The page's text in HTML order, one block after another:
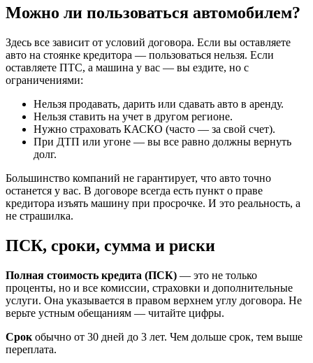
Можно ли пользоваться автомобилем?
Здесь все зависит от условий договора. Если вы оставляете
авто на стоянке кредитора — пользоваться нельзя. Если
оставляете ПТС, а машина у вас — вы ездите, но с
ограничениями:
Нельзя продавать, дарить или сдавать авто в аренду.
Нельзя ставить на учет в другом регионе.
Нужно страховать КАСКО (часто — за свой счет).
При ДТП или угоне — вы все равно должны вернуть
долг.
Большинство компаний не гарантирует, что авто точно
останется у вас. В договоре всегда есть пункт о праве
кредитора изъять машину при просрочке. И это реальность, а
не страшилка.
ПСК, сроки, сумма и риски
Полная стоимость кредита (ПСК) — это не только
проценты, но и все комиссии, страховки и дополнительные
услуги. Она указывается в правом верхнем углу договора. Не
верьте устным обещаниям — читайте цифры.
Срок обычно от 30 дней до 3 лет. Чем дольше срок, тем выше
переплата.